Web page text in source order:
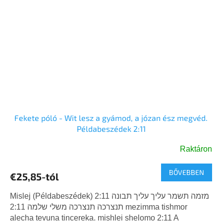
Fekete póló - Wit lesz a gyámod, a józan ész megvéd.
Példabeszédek 2:11
Raktáron
€25,85-tól BŐVEBBEN
Mislej (Példabeszédek) 2:11 מזמה תשמר עליך עליך תבונה
תנצרכה תנצרכה משלי שלמה 2:11 mezimma tishmor
alecha tevuna tincereka. mishlei shelomo 2:11 A